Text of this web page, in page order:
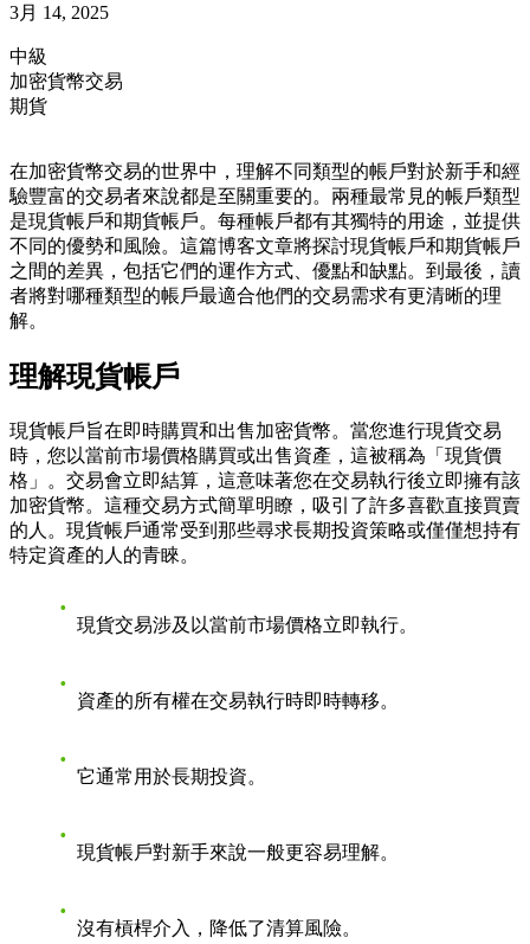
3月 14, 2025
中級
加密貨幣交易
期貨
在加密貨幣交易的世界中，理解不同類型的帳戶對於新手和經
驗豐富的交易者來說都是至關重要的。兩種最常見的帳戶類型
是現貨帳戶和期貨帳戶。每種帳戶都有其獨特的用途，並提供
不同的優勢和風險。這篇博客文章將探討現貨帳戶和期貨帳戶
之間的差異，包括它們的運作方式、優點和缺點。到最後，讀
者將對哪種類型的帳戶最適合他們的交易需求有更清晰的理
解。
理解現貨帳戶
現貨帳戶旨在即時購買和出售加密貨幣。當您進行現貨交易
時，您以當前市場價格購買或出售資產，這被稱為「現貨價
格」。交易會立即結算，這意味著您在交易執行後立即擁有該
加密貨幣。這種交易方式簡單明瞭，吸引了許多喜歡直接買賣
的人。現貨帳戶通常受到那些尋求長期投資策略或僅僅想持有
特定資產的人的青睞。
現貨交易涉及以當前市場價格立即執行。
資產的所有權在交易執行時即時轉移。
它通常用於長期投資。
現貨帳戶對新手來說一般更容易理解。
沒有槓桿介入，降低了清算風險。